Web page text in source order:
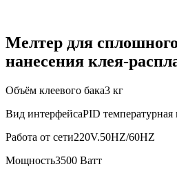
Мелтер для
нанесения клея-
Объём клеевого бака3 кг
Вид интерфейсаPID температурная
Работа от сети220V.50HZ/60HZ
Мощность3500 Ватт